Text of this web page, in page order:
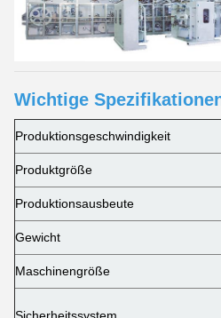
Wichtige
Produktionsgeschwindigkeit
Produktgröße
Produktionsausbeute
Gewicht
Maschinengröße
Sicherheitssystem